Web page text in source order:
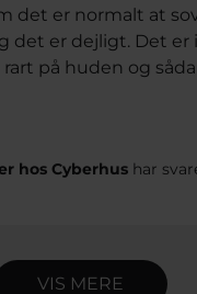
det er normalt at
det er dejligt. Det
rart på huden og
hos Cyberhus har
VIS MERE